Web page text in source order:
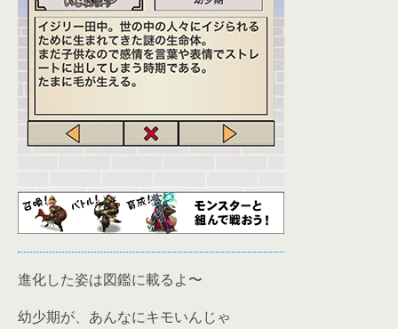
進化した姿は図鑑に載るよ〜
幼少期が、あんなにキモいんじゃ